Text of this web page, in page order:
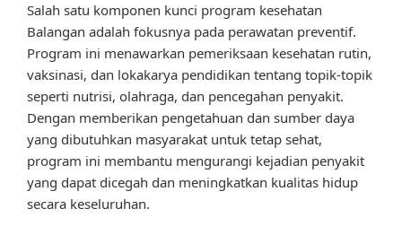
Salah satu komponen kunci program kesehatan
Balangan adalah fokusnya pada perawatan preventif.
Program ini menawarkan pemeriksaan kesehatan rutin,
vaksinasi, dan lokakarya pendidikan tentang topik-topik
seperti nutrisi, olahraga, dan pencegahan penyakit.
Dengan memberikan pengetahuan dan sumber daya
yang dibutuhkan masyarakat untuk tetap sehat,
program ini membantu mengurangi kejadian penyakit
yang dapat dicegah dan meningkatkan kualitas hidup
secara keseluruhan.